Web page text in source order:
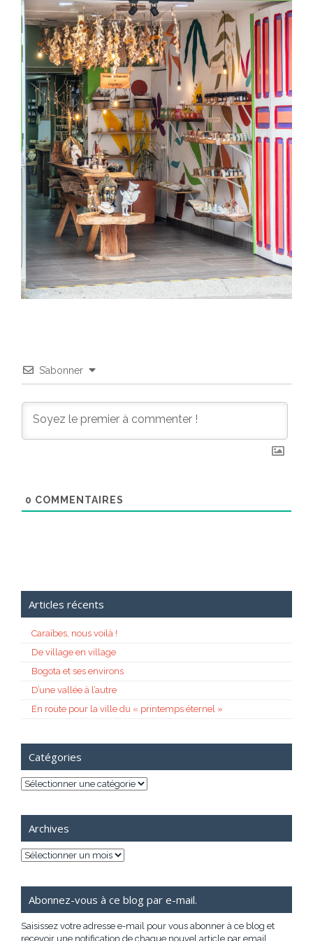
S’abonner
0 COMMENTAIRES
Articles récents
Caraïbes, nous voilà !
De village en village
Bogota et ses environs
D’une vallée à l’autre
En route pour la ville du « printemps éternel »
Catégories
Catégories
Archives
Archives
Abonnez-vous à ce blog par e-mail.
Saisissez votre adresse e-mail pour vous abonner à ce blog et
recevoir une notification de chaque nouvel article par email.